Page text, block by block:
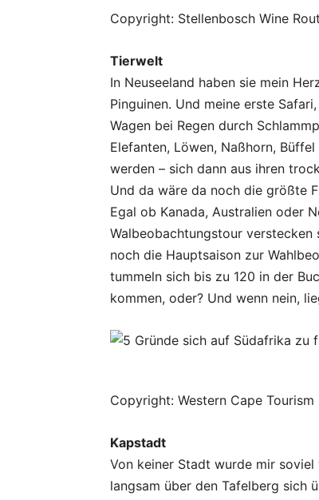
Copyright: Stellenbosch Wine
Tierwelt
In Neuseeland haben sie mein
Pinguinen. Und meine erste
Wagen bei Regen durch
Elefanten, Löwen, Naßhorn,
werden – sich dann aus ihren
Und da wäre da noch die größte
Egal ob Kanada, Australien oder
Walbeobachtungstour
noch die Hauptsaison zur
tummeln sich bis zu 120 in der
kommen, oder? Und wenn nein,
Copyright: Western Cape Tourism
Kapstadt
Von keiner Stadt wurde mir
langsam über den Tafelberg sich